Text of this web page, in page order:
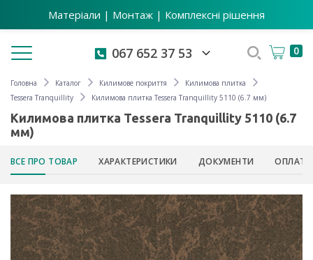
Матеріали | Монтаж | Комплексні рішення
Toggle navigation 067 652 37 53 0
Головна Каталог Килимове покриття
Килимова плитка
Tessera Tranquillity
Килимова плитка Tessera Tranquillity 5110 (6.7 мм)
Килимова плитка Tessera Tranquillity 5110 (6.7
мм)
ВСЕ ПРО ТОВАР ХАРАКТЕРИСТИКИ ДОКУМЕНТИ ОПЛАТА